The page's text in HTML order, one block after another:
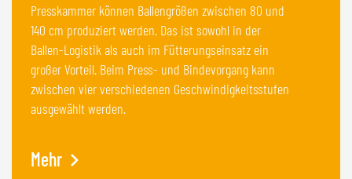
Presskammer können Ballengrößen zwischen 80 und
140 cm produziert werden. Das ist sowohl in der
Ballen-Logistik als auch im Fütterungseinsatz ein
großer Vorteil. Beim Press- und Bindevorgang kann
zwischen vier verschiedenen Geschwindigkeitsstufen
ausgewählt werden.
Mehr